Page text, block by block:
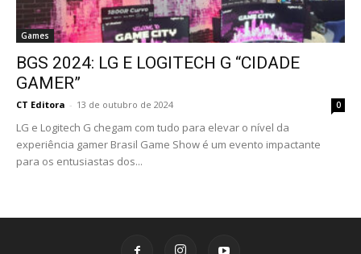
Games
BGS 2024: LG E LOGITECH G “CIDADE
GAMER”
CT Editora - 13 de outubro de 2024 0
LG e Logitech G chegam com tudo para elevar o nível da
experiência gamer Brasil Game Show é um evento impactante
para os entusiastas dos...